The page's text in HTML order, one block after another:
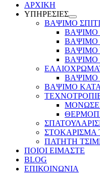
ΑΡΧΙΚΗ
ΥΠΗΡΕΣΙΕΣ
ΒΑΨΙΜΟ
ΒΑΨΙΜΟ
ΒΑΨΙΜΟ
ΒΑΨΙΜΟ
ΒΑΨΙΜΟ
ΒΑΨΙΜΟ
ΣΤΟΚΑΡΙΣΜΑ
ΠΑΤΗΤH
ΠΟΙΟΙ ΕΙΜΑΣΤΕ
BLOG
ΕΠΙΚΟΙΝΩΝΙΑ